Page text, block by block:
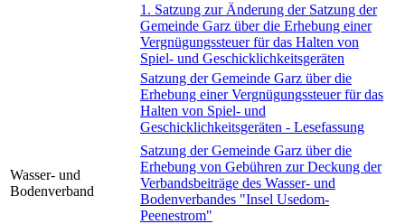
1. Satzung zur Änderung der Satzung der
Gemeinde Garz über die Erhebung einer
Vergnügungssteuer für das Halten von
Spiel- und Geschicklichkeitsgeräten
Satzung der Gemeinde Garz über die
Erhebung einer Vergnügungssteuer für das
Halten von Spiel- und
Geschicklichkeitsgeräten - Lesefassung
Wasser- und
Bodenverband
Satzung der Gemeinde Garz über die
Erhebung von Gebühren zur Deckung der
Verbandsbeiträge des Wasser- und
Bodenverbandes "Insel Usedom-
Peenestrom"